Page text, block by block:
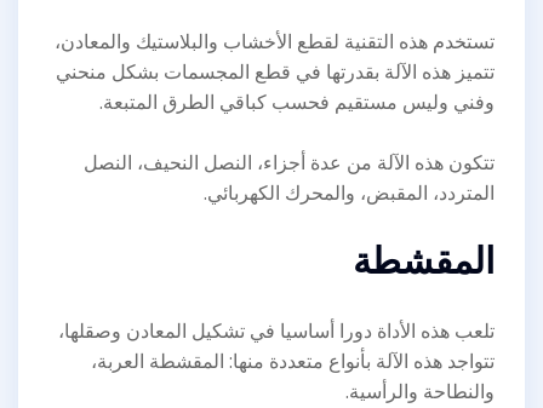
تستخدم هذه التقنية لقطع الأخشاب والبلاستيك والمعادن،
تتميز هذه الآلة بقدرتها في قطع المجسمات بشكل منحني
وفني وليس مستقيم فحسب كباقي الطرق المتبعة.
تتكون هذه الآلة من عدة أجزاء، النصل النحيف، النصل
المتردد، المقبض، والمحرك الكهربائي.
المقشطة
تلعب هذه الأداة دورا أساسيا في تشكيل المعادن وصقلها،
تتواجد هذه الآلة بأنواع متعددة منها: المقشطة العربة،
والنطاحة والرأسية.